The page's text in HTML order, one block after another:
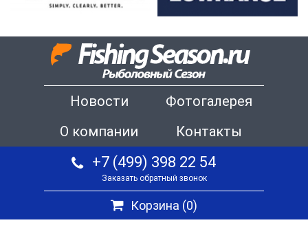
Новости
Фотогалерея
О компании
Контакты
+7 (499) 398 22 54
Заказать обратный звонок
Корзина (0)